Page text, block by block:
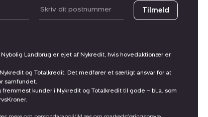
Postnummer Tilmeld
Nybolig Landbrug er ejet af Nykredit, hvis hovedaktionær er
og Totalkredit. Det medfører et særligt ansvar for at
samfundet.
kunder i Nykredit og Totalkredit til gode – bl.a. som